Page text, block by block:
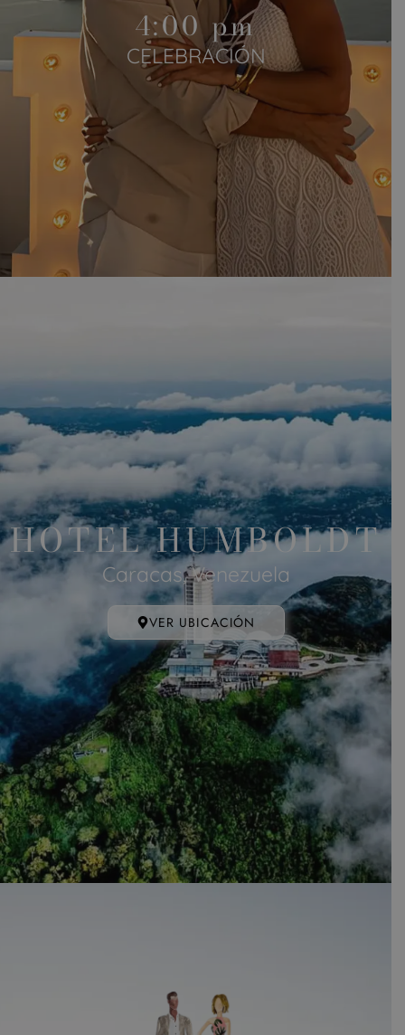
4:00 pm
CELEBRACIÓN
HOTEL HUMBOLDT
Caracas, Venezuela
VER UBICACIÓN